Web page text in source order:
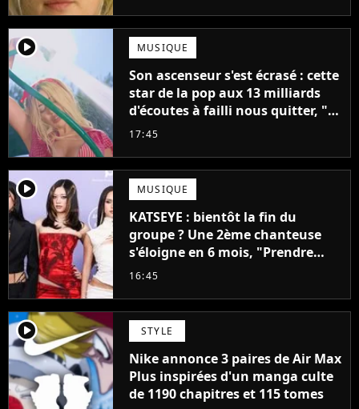
player2 MUSIQUE
Son ascenseur s'est écrasé : cette
star de la pop aux 13 milliards
d'écoutes à failli nous quitter, "Je
pensais ne plus jamais chanter"
17:45
player2 MUSIQUE
KATSEYE : bientôt la fin du
groupe ? Une 2ème chanteuse
s'éloigne en 6 mois, "Prendre
cette décision n’a pas été facile"
16:45
player2 STYLE
Nike annonce 3 paires de Air Max
Plus inspirées d'un manga culte
de 1190 chapitres et 115 tomes